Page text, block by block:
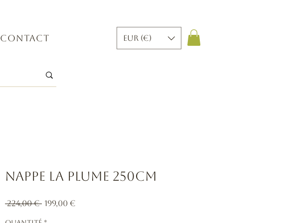
Contact EUR (€)
Nappe la plume 250cm
224,00 € Prix
199,00 €